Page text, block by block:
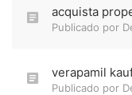
acquista
Publicado por
verapamil
Publicado por